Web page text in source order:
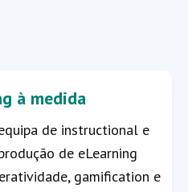
à medida
de instructional e
de eLearning
gamification e